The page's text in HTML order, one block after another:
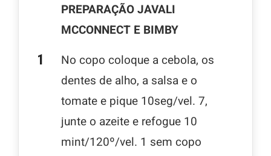
PREPARAÇÃO JAVALI
MCCONNECT E BIMBY
No copo coloque a cebola, os
dentes de alho, a salsa e o
tomate e pique 10seg/vel. 7,
junte o azeite e refogue 10
mint/120º/vel. 1 sem copo